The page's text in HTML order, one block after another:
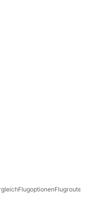
FlugoptionenFlugrouten